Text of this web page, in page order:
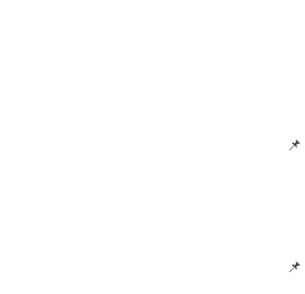
📌
📌